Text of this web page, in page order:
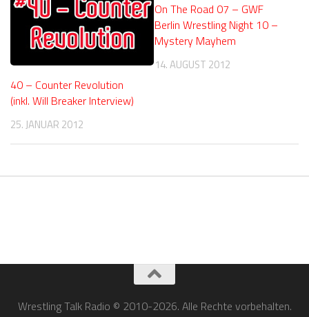
40 – Counter Revolution
(inkl. Will Breaker Interview)
25. JANUAR 2012
On The Road 07 – GWF
Berlin Wrestling Night 10 –
Mystery Mayhem
14. AUGUST 2012
Wrestling Talk Radio © 2010-2026. Alle Rechte vorbehalten.